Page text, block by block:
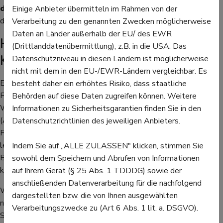
drücken. Tipp:Messen Sie in beiden Ohren und
dokumentieren Sie den höheren Wert.
Hausmittel gegen Fieber bei
Kindern
Es gibt einige bewährte Hausmittel, mit denen Sie niedrigeres
Fieber etwas senken können. Das ist nicht immer notwendig:
Wenn Ihr Kind schon einmal einenFieberkrampfhatte
(Absprache mit Arzt/Ärztin halten!), deutlich unter längerem
Fieber leidet oder sehr schlapp und quengelig ist, können
leichte fiebersenkende Maßnahmen Erleichterung bringen. Bei
Babys unter 3 Monaten muss immer ein Arzt/eine Ärztin
konsultiert werden.
Wichtig ist, dass das Kind
ausreichend Flüssigkeit
nimmt. Fieber trocknet den Körper aus. Bieten Sie öfter das
Stillen an bzw. Wasser oder ungesüßten Tee für ältere Babys.
Einige Anbieter übermitteln im Rahmen von der
Verarbeitung zu den genannten Zwecken möglicherweise
Daten an Länder außerhalb der EU/ des EWR
(Drittlanddatenübermittlung), z.B. in die USA. Das
Datenschutzniveau in diesen Ländern ist möglicherweise
nicht mit dem in den EU-/EWR-Ländern vergleichbar. Es
besteht daher ein erhöhtes Risiko, dass staatliche
Behörden auf diese Daten zugreifen können. Weitere
Informationen zu Sicherheitsgarantien finden Sie in den
Datenschutzrichtlinien des jeweiligen Anbieters.
Indem Sie auf „ALLE ZULASSEN" klicken, stimmen Sie
sowohl dem Speichern und Abrufen von Informationen
auf Ihrem Gerät (§ 25 Abs. 1 TDDDG) sowie der
anschließenden Datenverarbeitung für die nachfolgend
dargestellten bzw. die von Ihnen ausgewählten
Verarbeitungszwecke zu (Art 6 Abs. 1 lit. a. DSGVO).